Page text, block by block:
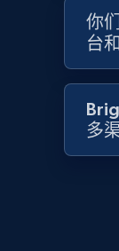
URL,
Sku,
and more.
你
台
多